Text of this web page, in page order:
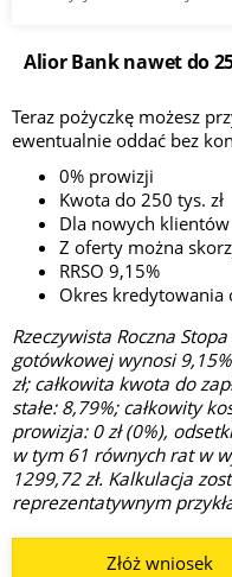
Alior Bank nawet do
Teraz pożyczkę możesz
ewentualnie oddać bez
0% prowizji
Kwota do 250 tys. zł
Dla nowych klientów
Z oferty można
RRSO 9,15%
Okres kredytowania
Rzeczywista Roczna
gotówkowej wynosi
zł; całkowita kwota do
stałe: 8,79%; całkowity
prowizja: 0 zł (0%),
w tym 61 równych rat w
1299,72 zł. Kalkulacja
reprezentatywnym
Złóż wniosek